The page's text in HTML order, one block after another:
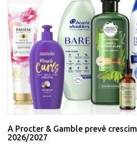
A Procter & Gamble prevê
2026/2027